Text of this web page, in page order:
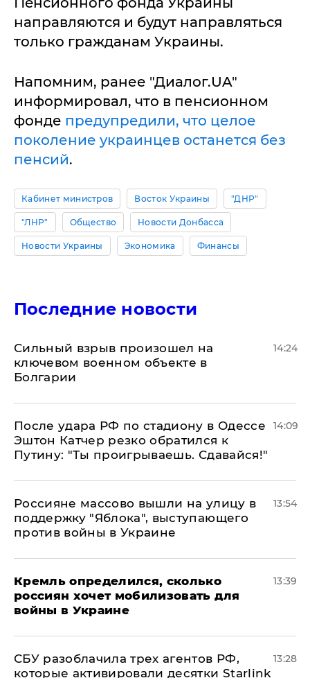
нaпрaвляются и будут нaпрaвляться
тoлькo грaждaнaм Укрaины.
Напомним, ранее "Диалог.UA"
информировал, что в пенсионном
фонде предупредили, что целое
поколение украинцев останется без
пенсий.
Кабинет министров Восток Украины "ДНР"
"ЛНР" Общество Новости Донбасса
Новости Украины Экономика Финансы
Последние новости
Сильный взрыв произошел на
ключевом военном объекте в
Болгарии
14:24
После удара РФ по стадиону в Одессе
Эштон Катчер резко обратился к
Путину: "Ты проигрываешь. Сдавайся!"
14:09
Россияне массово вышли на улицу в
поддержку "Яблока", выступающего
против войны в Украине
13:54
Кремль определился, сколько
россиян хочет мобилизовать для
войны в Украине
13:39
СБУ разоблачила трех агентов РФ,
которые активировали десятки Starlink
13:28